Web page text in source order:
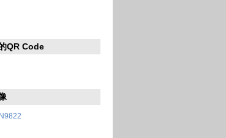
QR Code